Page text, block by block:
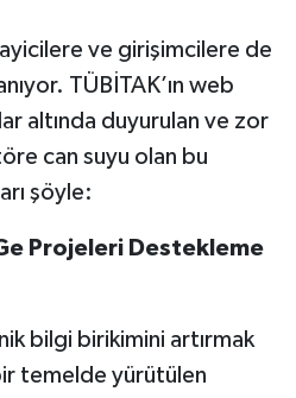
ve girişimcilere de
TÜBİTAK’ın web
altında duyurulan ve zor
can suyu olan bu
şöyle:
Projeleri Destekleme
bilgi birikimini artırmak
temelde yürütülen